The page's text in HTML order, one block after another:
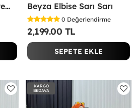
Beyza Elbise Pembe Pembe Beyza Elbise Sarı Sarı
0 Değerlendirme
2,199.00 TL
SEPETE EKLE
KARGO
BEDAVA